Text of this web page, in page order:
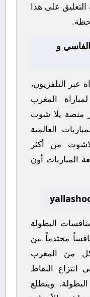
على هذا
و
عبر التلفزيون،
لمباراة المغرب
منصة يلا شوت
العالمية
من أكثر
المباريات أون
البطولة
محتدماً بين
كل من المغرب
انتزاع النقاط
ويتطلع